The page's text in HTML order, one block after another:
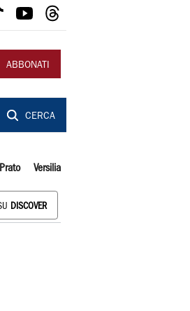
ABBONATI
CERCA
Prato Versilia
DISCOVER